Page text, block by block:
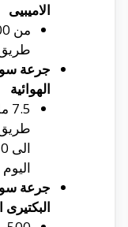
الاميبيى
طريق
جرعة
الهوائية
اليوم
جرعة